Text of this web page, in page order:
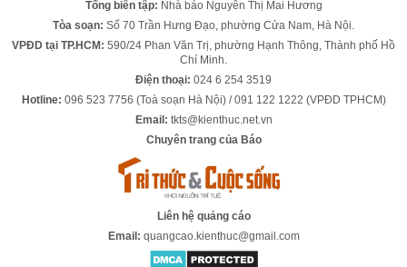
Tổng biên tập: Nhà báo Nguyễn Thị Mai Hương
Tòa soạn: Số 70 Trần Hưng Đạo, phường Cửa Nam, Hà Nội.
VPĐD tại TP.HCM: 590/24 Phan Văn Trị, phường Hạnh Thông, Thành phố Hồ
Chí Minh.
Điện thoại: 024 6 254 3519
Hotline: 096 523 7756 (Toà soạn Hà Nội) / 091 122 1222 (VPĐD TPHCM)
Email: tkts@kienthuc.net.vn
Chuyên trang của Báo
Liên hệ quảng cáo
Email: quangcao.kienthuc@gmail.com